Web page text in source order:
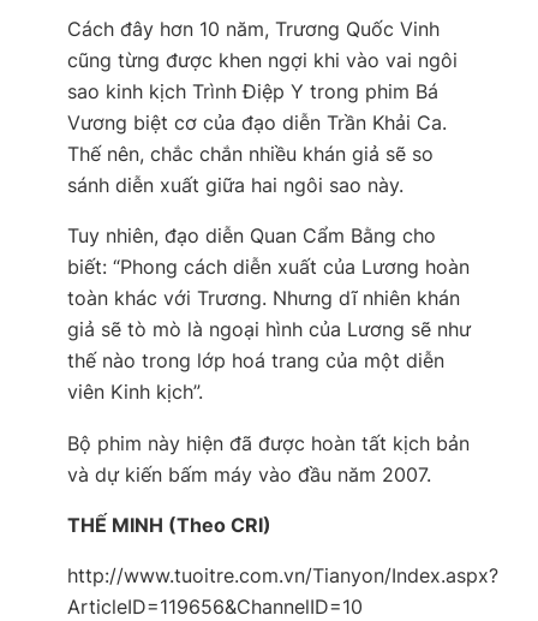
Cách đây hơn 10 năm, Trương Quốc Vinh
cũng từng được khen ngợi khi vào vai ngôi
sao kinh kịch Trình Điệp Y trong phim Bá
Vương biệt cơ của đạo diễn Trần Khải Ca.
Thế nên, chắc chắn nhiều khán giả sẽ so
sánh diễn xuất giữa hai ngôi sao này.
Tuy nhiên, đạo diễn Quan Cẩm Bằng cho
biết: “Phong cách diễn xuất của Lương hoàn
toàn khác với Trương. Nhưng dĩ nhiên khán
giả sẽ tò mò là ngoại hình của Lương sẽ như
thế nào trong lớp hoá trang của một diễn
viên Kinh kịch”.
Bộ phim này hiện đã được hoàn tất kịch bản
và dự kiến bấm máy vào đầu năm 2007.
THẾ MINH (Theo CRI)
http://www.tuoitre.com.vn/Tianyon/Index.aspx?
ArticleID=119656&ChannelID=10